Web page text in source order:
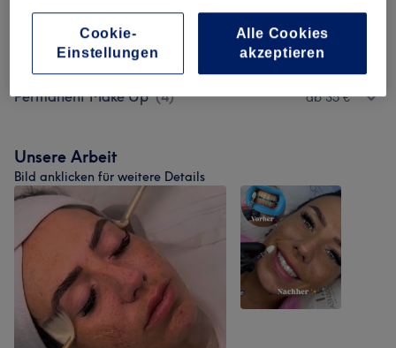
Augenbrauen Behandlungen (5) ab 25 €
Lash Lifting (4) ab 55 €
Permanent Make Up (4) ab 35 €
Unsere Arbeit
Bild anklicken für weitere Details
Cookie-
Einstellungen
Alle Cookies
akzeptieren